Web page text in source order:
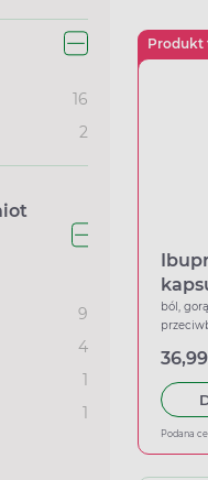
16
2
9
4
1
1
Produkt
ból,
Podana